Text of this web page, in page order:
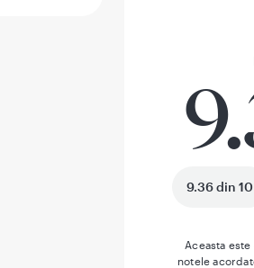
9.36 din 10
Aceasta
notele